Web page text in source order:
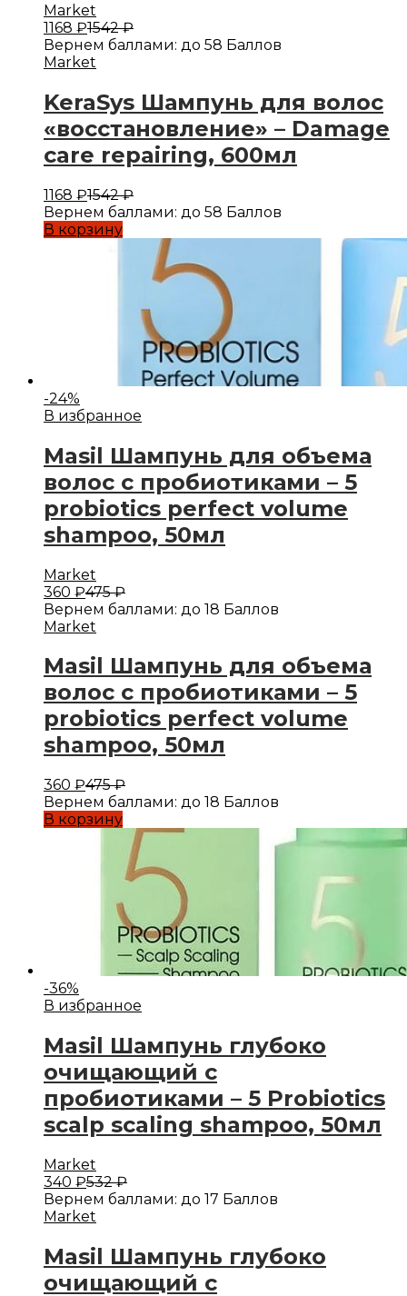
Market
1168 ₽1542₽
Вернем баллами: до 58 Баллов
Market
KeraSys Шампунь для волос
«восстановление» – Damage
care repairing, 600мл
1168 ₽1542₽
Вернем баллами: до 58 Баллов
В корзину
-24%
В избранное
Masil Шампунь для объема
волос с пробиотиками – 5
probiotics perfect volume
shampoo, 50мл
Market
360 ₽475₽
Вернем баллами: до 18 Баллов
Market
Masil Шампунь для объема
волос с пробиотиками – 5
probiotics perfect volume
shampoo, 50мл
360 ₽475₽
Вернем баллами: до 18 Баллов
В корзину
-36%
В избранное
Masil Шампунь глубоко
очищающий с
пробиотиками – 5 Probiotics
scalp scaling shampoo, 50мл
Market
340 ₽532₽
Вернем баллами: до 17 Баллов
Market
Masil Шампунь глубоко
очищающий с